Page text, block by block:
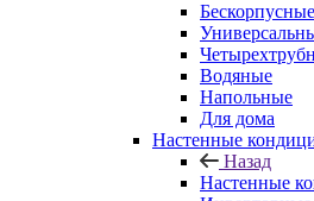
Бескорпусные
Водяные
Напольные
Для дома
Настенные
Назад
Настенные